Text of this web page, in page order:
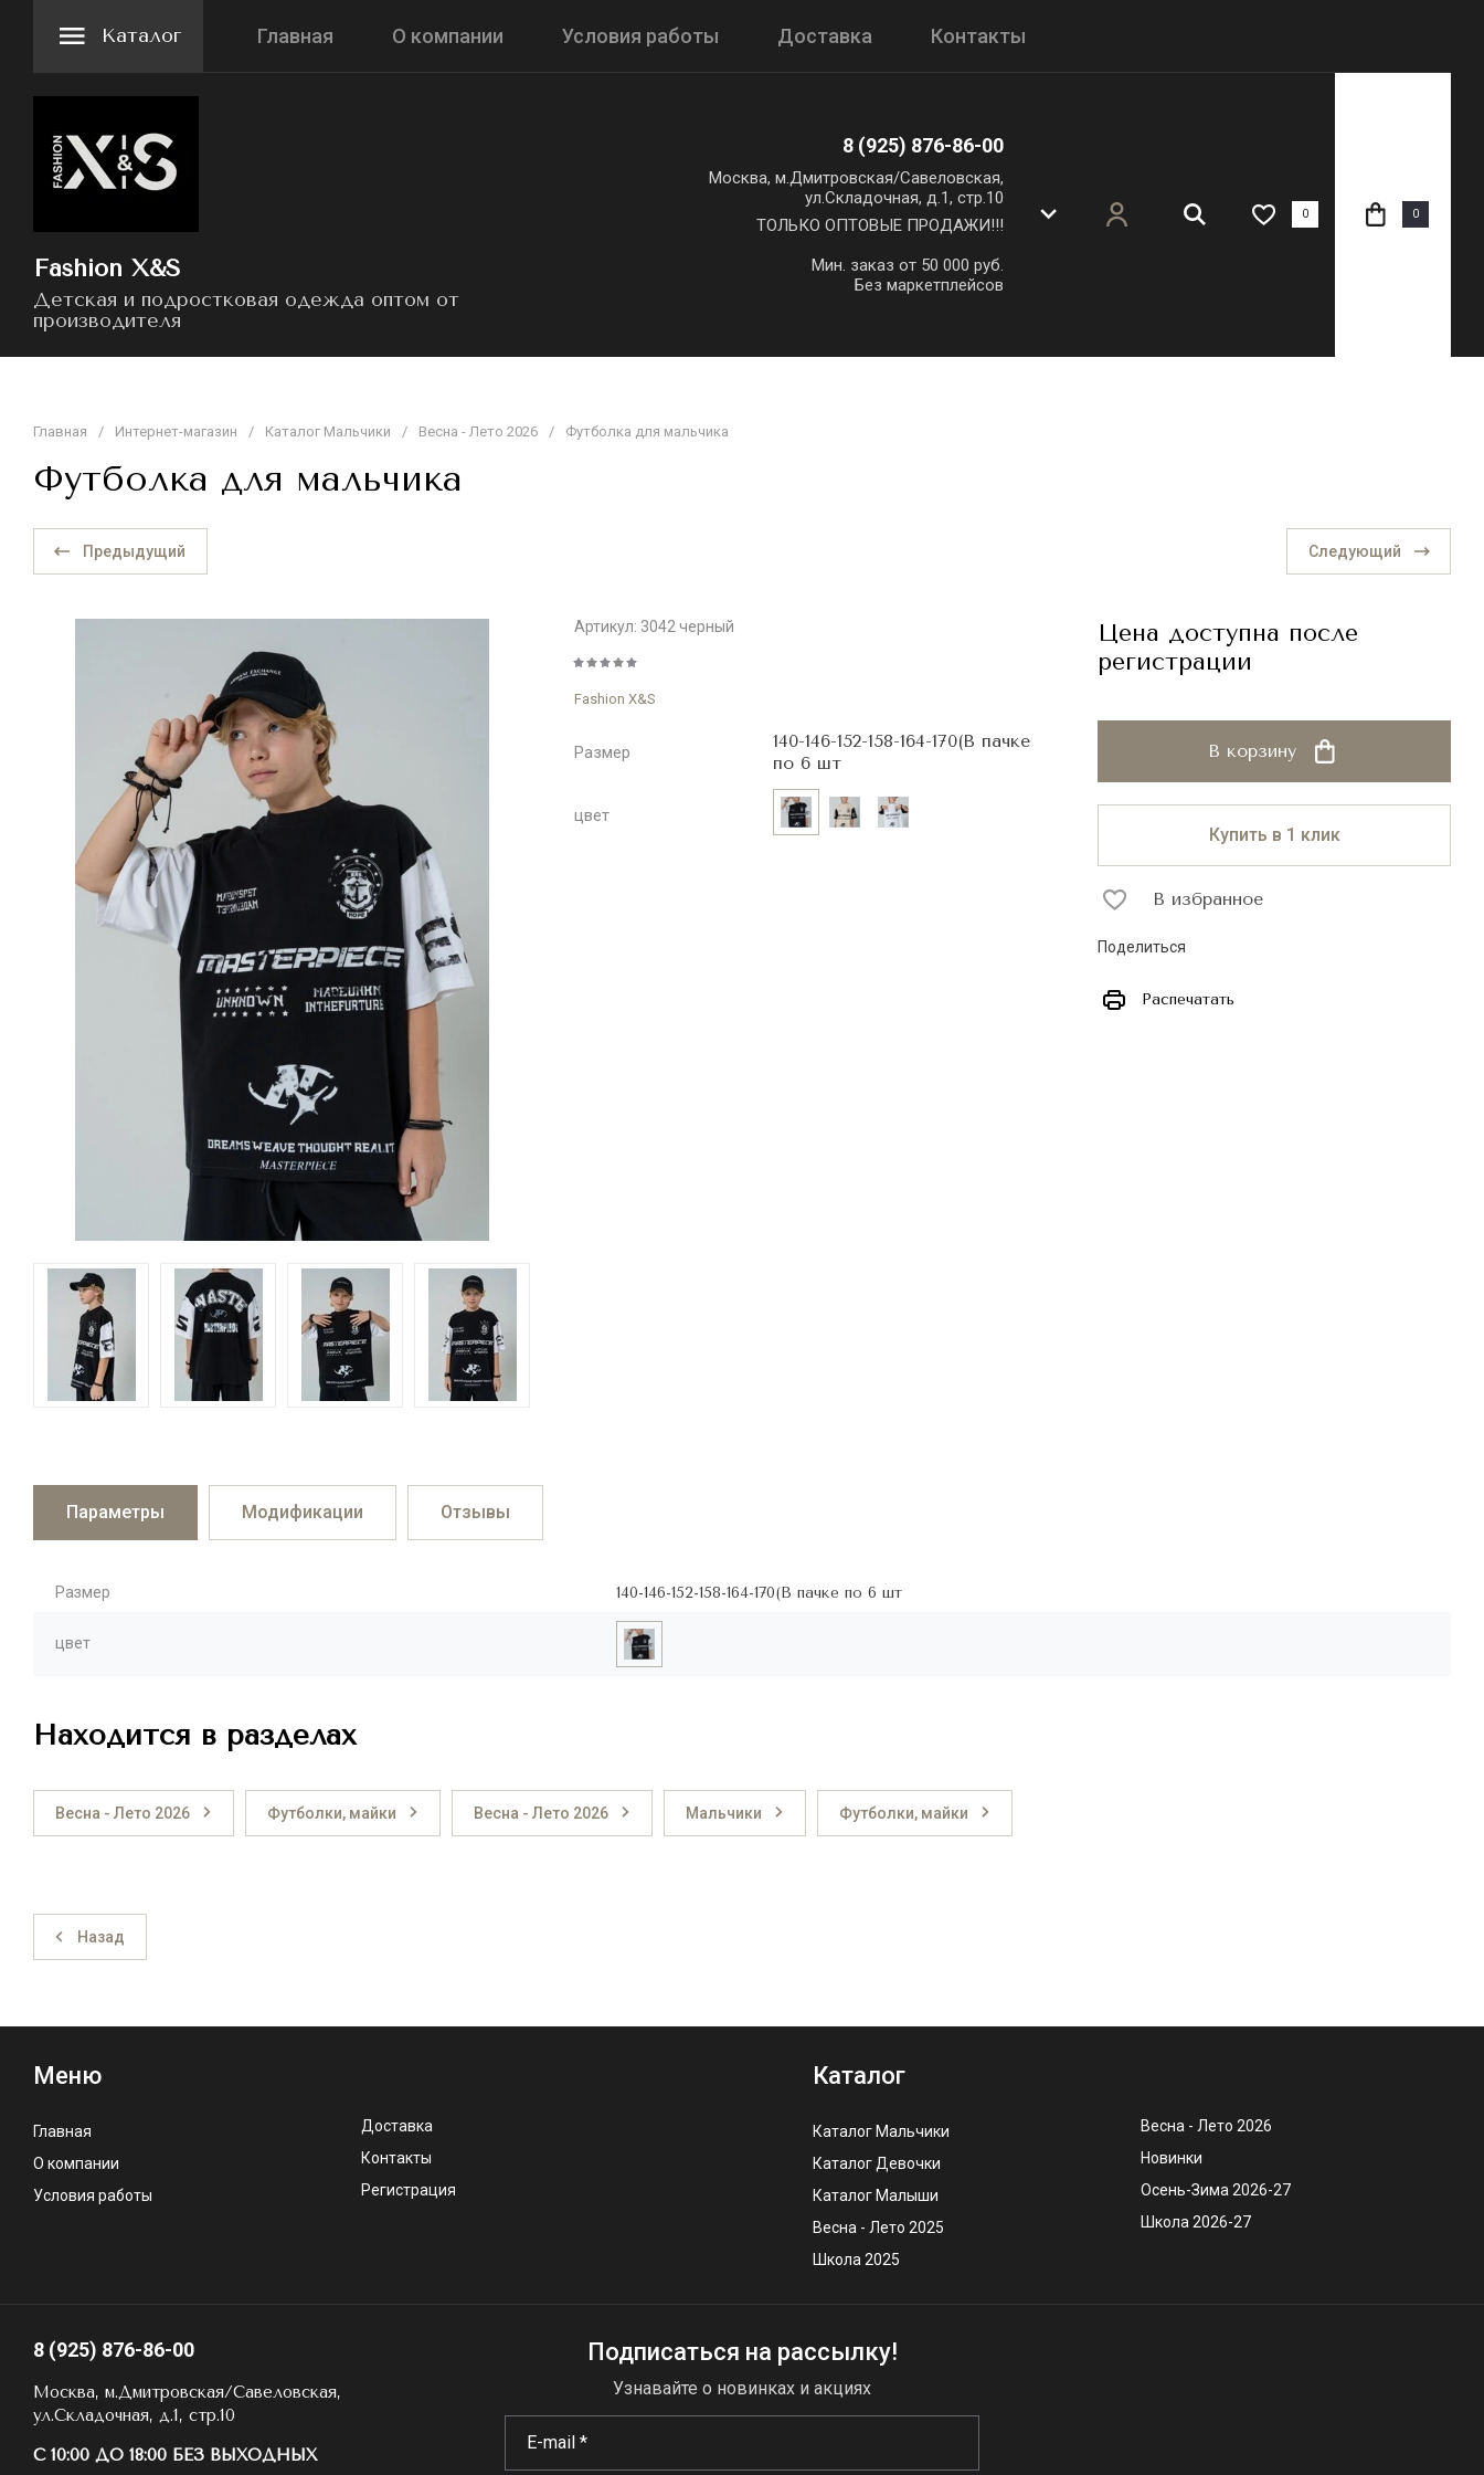
Каталог Главная О компании Условия работы Доставка Контакты
Fashion X&S
Детская и подростковая одежда оптом от
производителя
8 (925) 876-86-00
Москва, м.Дмитровская/Савеловская,
ул.Складочная, д.1, стр.10
ТОЛЬКО ОПТОВЫЕ ПРОДАЖИ!!!
Мин. заказ от 50 000 руб.
Без маркетплейсов
0 0
Главная / Интернет-магазин / Каталог Мальчики / Весна - Лето 2026 / Футболка для мальчика
Футболка для мальчика
Предыдущий Следующий
Артикул: 3042 черный
Fashion X&S
Размер
140-146-152-158-164-170(В пачке
по 6 шт
цвет
Цена доступна после
регистрации
В корзину
Купить в 1 клик
В избранное
Поделиться
Распечатать
Параметры Модификации Отзывы
Размер 140-146-152-158-164-170(В пачке по 6 шт
цвет
Находится в разделах
Весна - Лето 2026 Футболки, майки Весна - Лето 2026 Мальчики Футболки, майки
Назад
Меню
Главная
О компании
Условия работы
Доставка
Контакты
Регистрация
Каталог
Каталог Мальчики
Каталог Девочки
Каталог Малыши
Весна - Лето 2025
Школа 2025
Весна - Лето 2026
Новинки
Осень-Зима 2026-27
Школа 2026-27
8 (925) 876-86-00
Москва, м.Дмитровская/Савеловская,
ул.Складочная, д.1, стр.10
С 10:00 ДО 18:00 БЕЗ ВЫХОДНЫХ
Подписаться на рассылку!
Узнавайте о новинках и акциях